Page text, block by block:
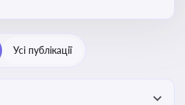
Усі публікації